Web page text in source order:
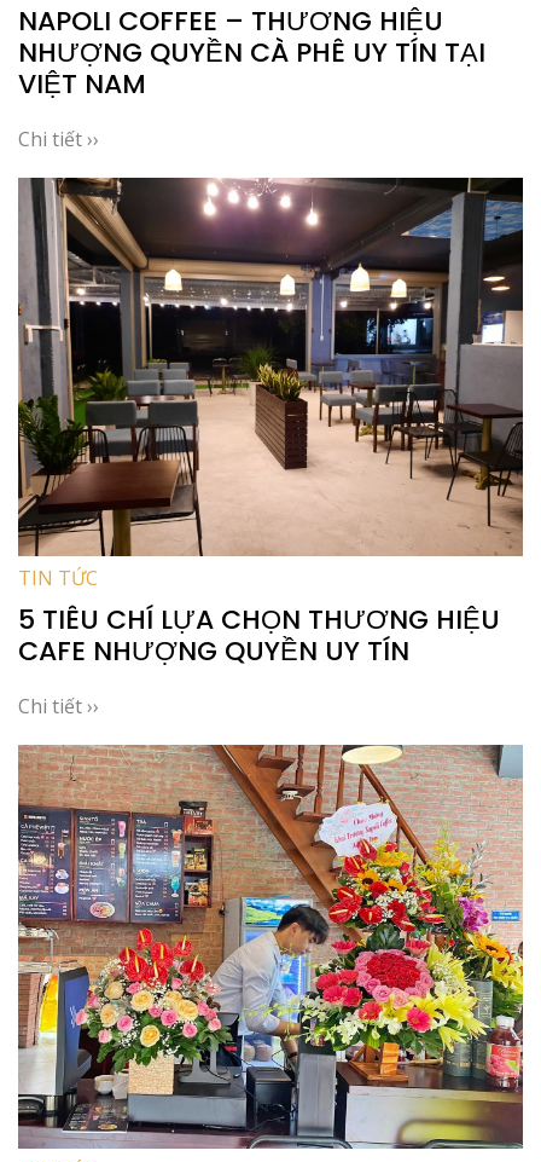
NAPOLI COFFEE – THƯƠNG HIỆU
NHƯỢNG QUYỀN CÀ PHÊ UY TÍN TẠI
VIỆT NAM
Chi tiết ››
TIN TỨC
5 TIÊU CHÍ LỰA CHỌN THƯƠNG HIỆU
CAFE NHƯỢNG QUYỀN UY TÍN
Chi tiết ››